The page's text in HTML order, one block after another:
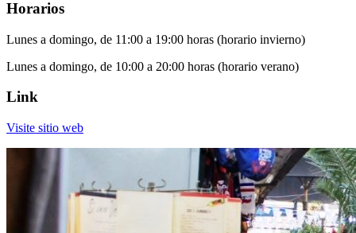
Horarios
Lunes a domingo, de 11:00 a 19:00 horas (horario invierno)
Lunes a domingo, de 10:00 a 20:00 horas (horario verano)
Link
Visite sitio web